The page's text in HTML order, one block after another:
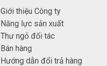
Giới thiệu Công ty
Năng lực sản xuất
Thư ngỏ đối tác
Bán hàng
Hướng dẫn đổi trả hàng